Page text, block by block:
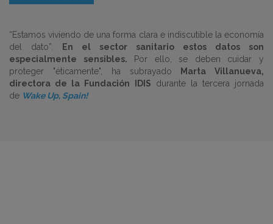
“Estamos viviendo de una forma clara e indiscutible la economía
del dato”.
En el sector sanitario estos datos son
especialmente sensibles. Por ello, se deben cuidar y
proteger "éticamente", ha subrayado Marta Villanueva,
directora de la Fundación IDIS durante la tercera jornada
de Wake Up, Spain!